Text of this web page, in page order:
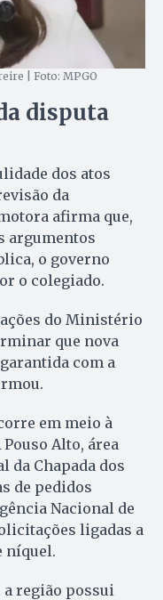
| Foto: MPGO
disputa
dos atos
da
afirma que,
argumentos
o governo
o colegiado.
do Ministério
que nova
com a
em meio à
Alto, área
da Chapada dos
de pedidos
Nacional de
ligadas a
níquel.
região possui